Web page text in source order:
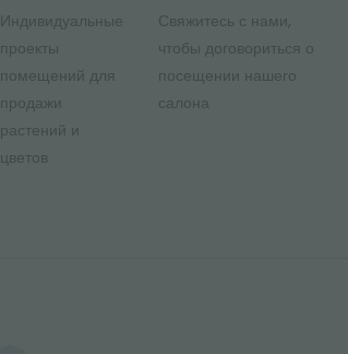
Индивидуальные
проекты
помещений для
продажи
растений и
цветов
Свяжитесь с нами,
чтобы договориться о
посещении нашего
салона